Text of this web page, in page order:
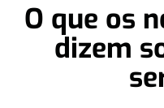
O que os
dizem